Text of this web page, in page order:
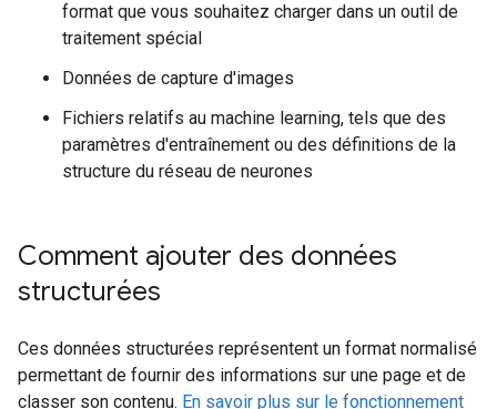
format que vous souhaitez charger dans un outil de
traitement spécial
Données de capture d'images
Fichiers relatifs au machine learning, tels que des
paramètres d'entraînement ou des définitions de la
structure du réseau de neurones
Comment ajouter des données
structurées
Ces données structurées représentent un format normalisé
permettant de fournir des informations sur une page et de
classer son contenu. En savoir plus sur le fonctionnement